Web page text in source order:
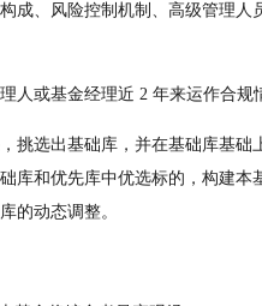
成、风险控制机制、高级管理
人或基金经理近 2 年来运作合规
挑选出基础库，并在基础库基
库和优先库中优选标的，构建
的动态调整。